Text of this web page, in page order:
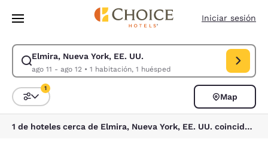
Pasar A Contenido Principal
Iniciar sesión
Elmira, Nueva York, EE. UU.
ago 11 - ago 12• 1 habitación, 1 huésped
Modificar la búsqueda de Elmira, Nueva York, EE. UU.. Fecha de
Ordenar y filtrar
1
Map
1 de hoteles cerca de Elmira, Nueva York, EE. UU. coinciden con tus filtros